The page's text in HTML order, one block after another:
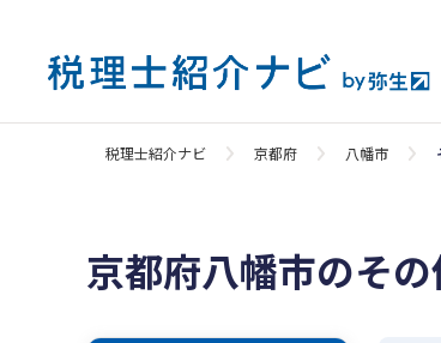
税理士紹介ナビ 京都府 八幡市
京都府八幡市のそ